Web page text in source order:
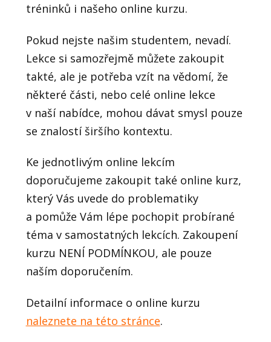
tréninků i našeho online kurzu.
Pokud nejste našim studentem, nevadí.
Lekce si samozřejmě můžete zakoupit
takté, ale je potřeba vzít na vědomí, že
některé části, nebo celé online lekce
v naší nabídce, mohou dávat smysl pouze
se znalostí širšího kontextu.
Ke jednotlivým online lekcím
doporučujeme zakoupit také online kurz,
který Vás uvede do problematiky
a pomůže Vám lépe pochopit probírané
téma v samostatných lekcích. Zakoupení
kurzu NENÍ PODMÍNKOU, ale pouze
naším doporučením.
Detailní informace o online kurzu
naleznete na této stránce.